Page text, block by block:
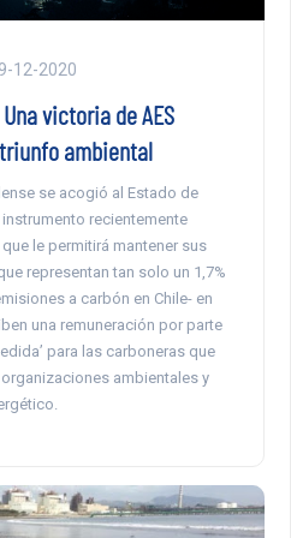
12-2020
victoria de AES
ambiental
se acogió al Estado de
instrumento recientemente
le permitirá mantener sus
representan tan solo un 1,7%
a carbón en Chile- en
una remuneración por parte
para las carboneras que
ambientales y